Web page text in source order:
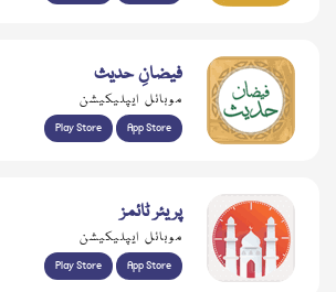
فیضانِ حدیث
موبائل ایپلیکیشن
Play Store App Store
پریئر ٹائمز
موبائل ایپلیکیشن
Play Store App Store